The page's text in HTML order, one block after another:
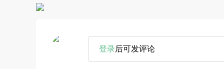
登录后可发评论